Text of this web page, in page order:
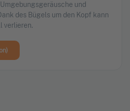
und
des Bügels um den Kopf kann
verlieren.